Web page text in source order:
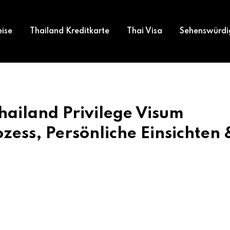
Thailand Kreditkarte Thai Visa
Privilege Visum
Persönliche Einsichten